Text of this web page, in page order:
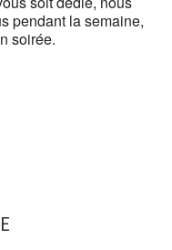
pendant la semaine,
soirée.